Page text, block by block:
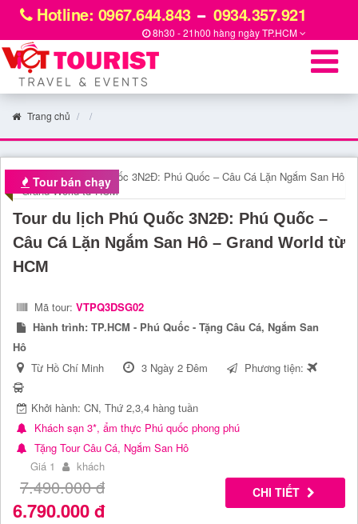
Hotline: 0967.644.843 0934.357.921
8h30 - 21h00 hàng ngàyTP.HCM
Trang chủ
Tour bán chạy
Tour du lịch Phú Quốc 3N2Đ: Phú Quốc –
Câu Cá Lặn Ngắm San Hô – Grand World từ
HCM
Mã tour: VTPQ3DSG02
Hành trình: TP.HCM - Phú Quốc - Tặng Câu Cá, Ngắm San
Hô
Từ Hồ Chí Minh
3 Ngày 2 Đêm Phương tiện:
Khởi hành: CN, Thứ 2,3,4 hàng tuần
Khách sạn 3*, ẩm thực Phú quốc phong phú
Tặng Tour Câu Cá, Ngắm San Hô
Giá 1
khách
7.490.000đ
6.790.000đ
CHI TIẾT